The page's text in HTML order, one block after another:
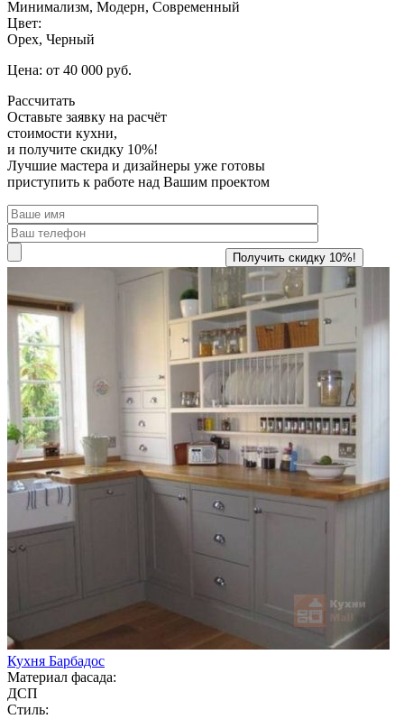
Минимализм, Модерн, Современный
Цвет:
Орех, Черный
Цена: от 40 000 руб.
Рассчитать
Оставьте заявку на расчёт
стоимости кухни,
и получите скидку 10%!
Лучшие мастера и дизайнеры уже готовы
приступить к работе над Вашим проектом
Кухня Барбадос
Материал фасада:
ДСП
Стиль: